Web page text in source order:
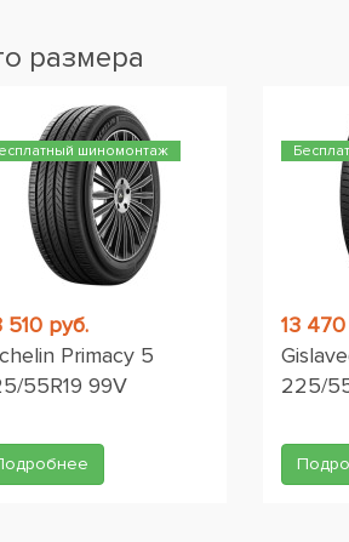
размера
шиномонтаж
510 руб.
Primacy 5
55R19 99V
13
225/